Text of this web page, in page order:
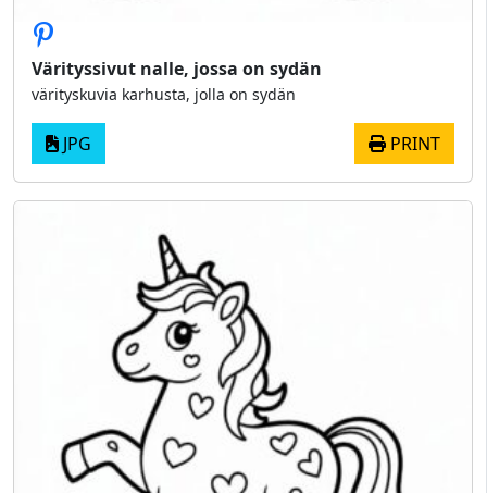
Värityssivut nalle, jossa on sydän
värityskuvia karhusta, jolla on sydän
JPG PRINT